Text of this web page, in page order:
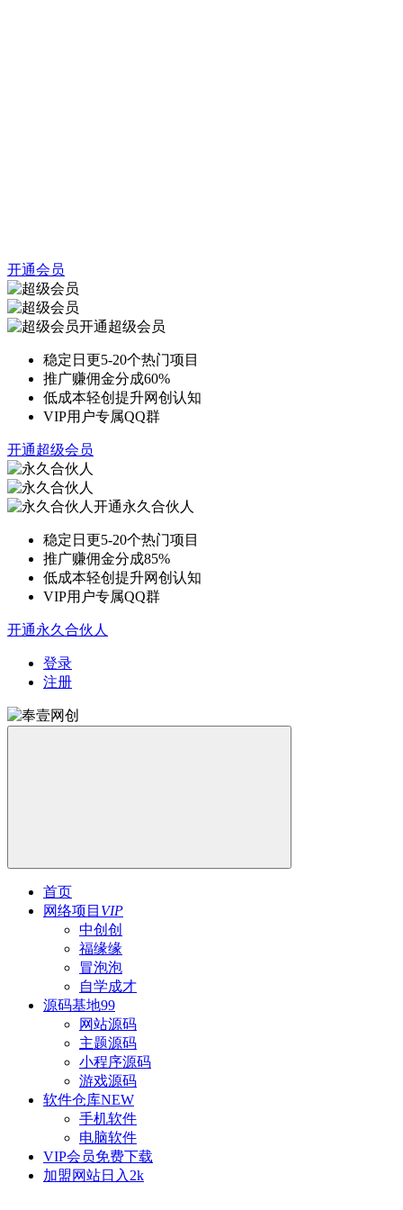
开通会员
开通超级会员
稳定日更5-20个热门项目
推广赚佣金分成60%
低成本轻创提升网创认知
VIP用户专属QQ群
开通超级会员
开通永久合伙人
稳定日更5-20个热门项目
推广赚佣金分成85%
低成本轻创提升网创认知
VIP用户专属QQ群
开通永久合伙人
登录
注册
首页
网络项目 VIP
中创创
福缘缘
冒泡泡
自学成才
源码基地99
网站源码
主题源码
小程序源码
游戏源码
软件仓库NEW
手机软件
电脑软件
VIP会员免费下载
加盟网站日入2k